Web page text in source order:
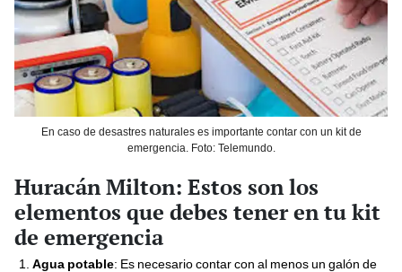
En caso de desastres naturales es importante contar con un kit de
emergencia. Foto: Telemundo.
Huracán Milton: Estos son los
elementos que debes tener en tu kit
de emergencia
Agua potable: Es necesario contar con al menos un galón de